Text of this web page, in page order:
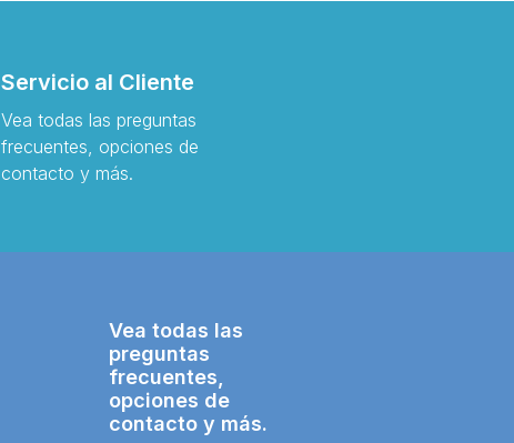
Servicio al Cliente
Vea todas las preguntas
frecuentes, opciones de
contacto y más.
Vea todas las
preguntas
frecuentes,
opciones de
contacto y más.